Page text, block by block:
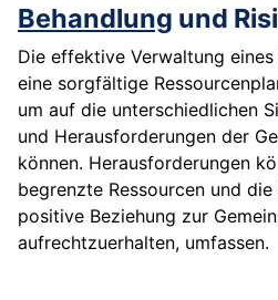
Behandlung und
Die effektive Verwaltung
eine sorgfältige
um auf die unterschiedlichen
und Herausforderungen der
können. Herausforderungen
begrenzte Ressourcen und
positive Beziehung zur
aufrechtzuerhalten, umfassen.